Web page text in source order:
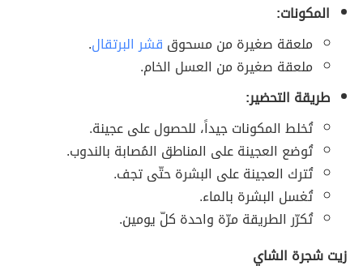
المكونات:
ملعقة صغيرة من مسحوق قشر البرتقال.
ملعقة صغيرة من العسل الخام.
طريقة التحضير:
تُخلط المكونات جيداً، للحصول على عجينة.
تُوضع العجينة على المناطق المُصابة بالندوب.
تُترك العجينة على البشرة حتّى تجف.
تُغسل البشرة بالماء.
تُكرّر الطريقة مرّة واحدة كلّ يومين.
زيت شجرة الشاي